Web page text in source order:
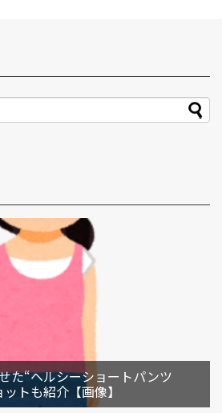
た“ヘルシーショートパンツ
トも紹介【画像】